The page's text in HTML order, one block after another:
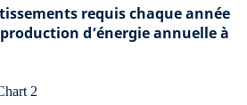
requis chaque année
d’énergie annuelle à